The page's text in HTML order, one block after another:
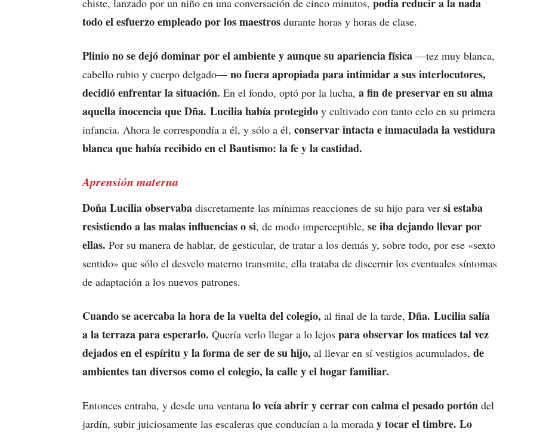
chiste, lanzado por un niño en una conversación de cinco minutos, podía reducir a la nada
todo el esfuerzo empleado por los maestros durante horas y horas de clase.
Plinio no se dejó dominar por el ambiente y aunque su apariencia física —tez muy blanca,
cabello rubio y cuerpo delgado— no fuera apropiada para intimidar a sus interlocutores,
decidió enfrentar la situación. En el fondo, optó por la lucha, a fin de preservar en su alma
aquella inocencia que Dña. Lucilia había protegido y cultivado con tanto celo en su primera
infancia. Ahora le correspondía a él, y sólo a él, conservar intacta e inmaculada la vestidura
blanca que había recibido en el Bautismo: la fe y la castidad.
Aprensión materna
Doña Lucilia observaba discretamente las mínimas reacciones de su hijo para ver si estaba
resistiendo a las malas influencias o si, de modo imperceptible, se iba dejando llevar por
ellas. Por su manera de hablar, de gesticular, de tratar a los demás y, sobre todo, por ese «sexto
sentido» que sólo el desvelo materno transmite, ella trataba de discernir los eventuales síntomas
de adaptación a los nuevos patrones.
Cuando se acercaba la hora de la vuelta del colegio, al final de la tarde, Dña. Lucilia salía
a la terraza para esperarlo. Quería verlo llegar a lo lejos para observar los matices tal vez
dejados en el espíritu y la forma de ser de su hijo, al llevar en sí vestigios acumulados, de
ambientes tan diversos como el colegio, la calle y el hogar familiar.
Entonces entraba, y desde una ventana lo veía abrir y cerrar con calma el pesado portón del
jardín, subir juiciosamente las escaleras que conducían a la morada y tocar el timbre. Lo